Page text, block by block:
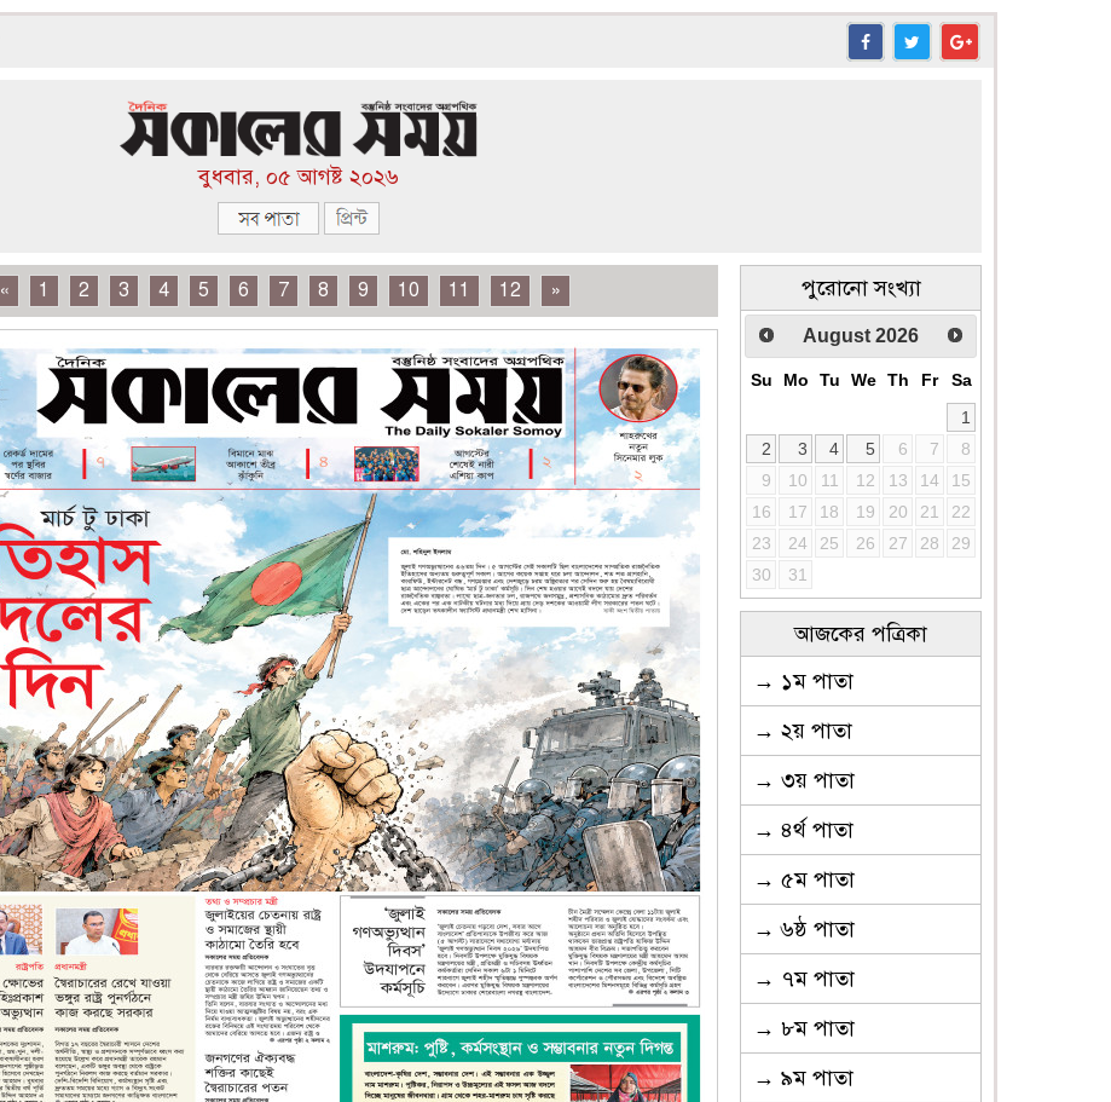
বুধবার, ০৫ আগষ্ট ২০২৬
« 1 2 3 4 5 6 7 8 9 10 11 12 » পুরোনো সংখ্যা
August 2026
Su Mo Tu We Th Fr
Sa
1
2
3 4 5 6 7
8
9
10 11 12 13 14
15
16
17 18 19 20 21
22
23
24 25 26 27 28
29
30
31
আজকের পত্রিকা
→ ১ম পাতা
→ ২য় পাতা
→ ৩য় পাতা
→ ৪র্থ পাতা
→ ৫ম পাতা
→ ৬ষ্ঠ পাতা
→ ৭ম পাতা
→ ৮ম পাতা
→ ৯ম পাতা